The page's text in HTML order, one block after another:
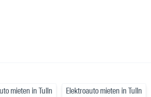
mieten in Tulln Elektroauto mieten in Tulln